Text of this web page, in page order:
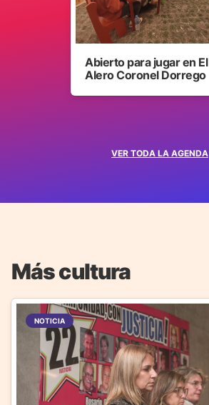
VER TODA LA AGENDA
Abierto para jugar en El
Alero Coronel Dorrego
Más cultura
NOTICIA